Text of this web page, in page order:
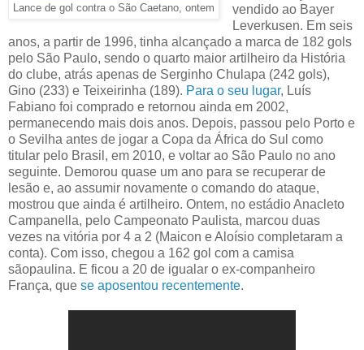
Lance de gol contra o São Caetano, ontem
vendido ao Bayer
Leverkusen. Em seis
anos, a partir de 1996, tinha alcançado a marca de 182 gols
pelo São Paulo, sendo o quarto maior artilheiro da História
do clube, atrás apenas de Serginho Chulapa (242 gols),
Gino (233) e Teixeirinha (189). Para o seu lugar, Luís
Fabiano foi comprado e retornou ainda em 2002,
permanecendo mais dois anos. Depois, passou pelo Porto e
o Sevilha antes de jogar a Copa da África do Sul como
titular pelo Brasil, em 2010, e voltar ao São Paulo no ano
seguinte. Demorou quase um ano para se recuperar de
lesão e, ao assumir novamente o comando do ataque,
mostrou que ainda é artilheiro. Ontem, no estádio Anacleto
Campanella, pelo Campeonato Paulista, marcou duas
vezes na vitória por 4 a 2 (Maicon e Aloísio completaram a
conta). Com isso, chegou a 162 gol com a camisa
sãopaulina. E ficou a 20 de igualar o ex-companheiro
França, que se aposentou recentemente.